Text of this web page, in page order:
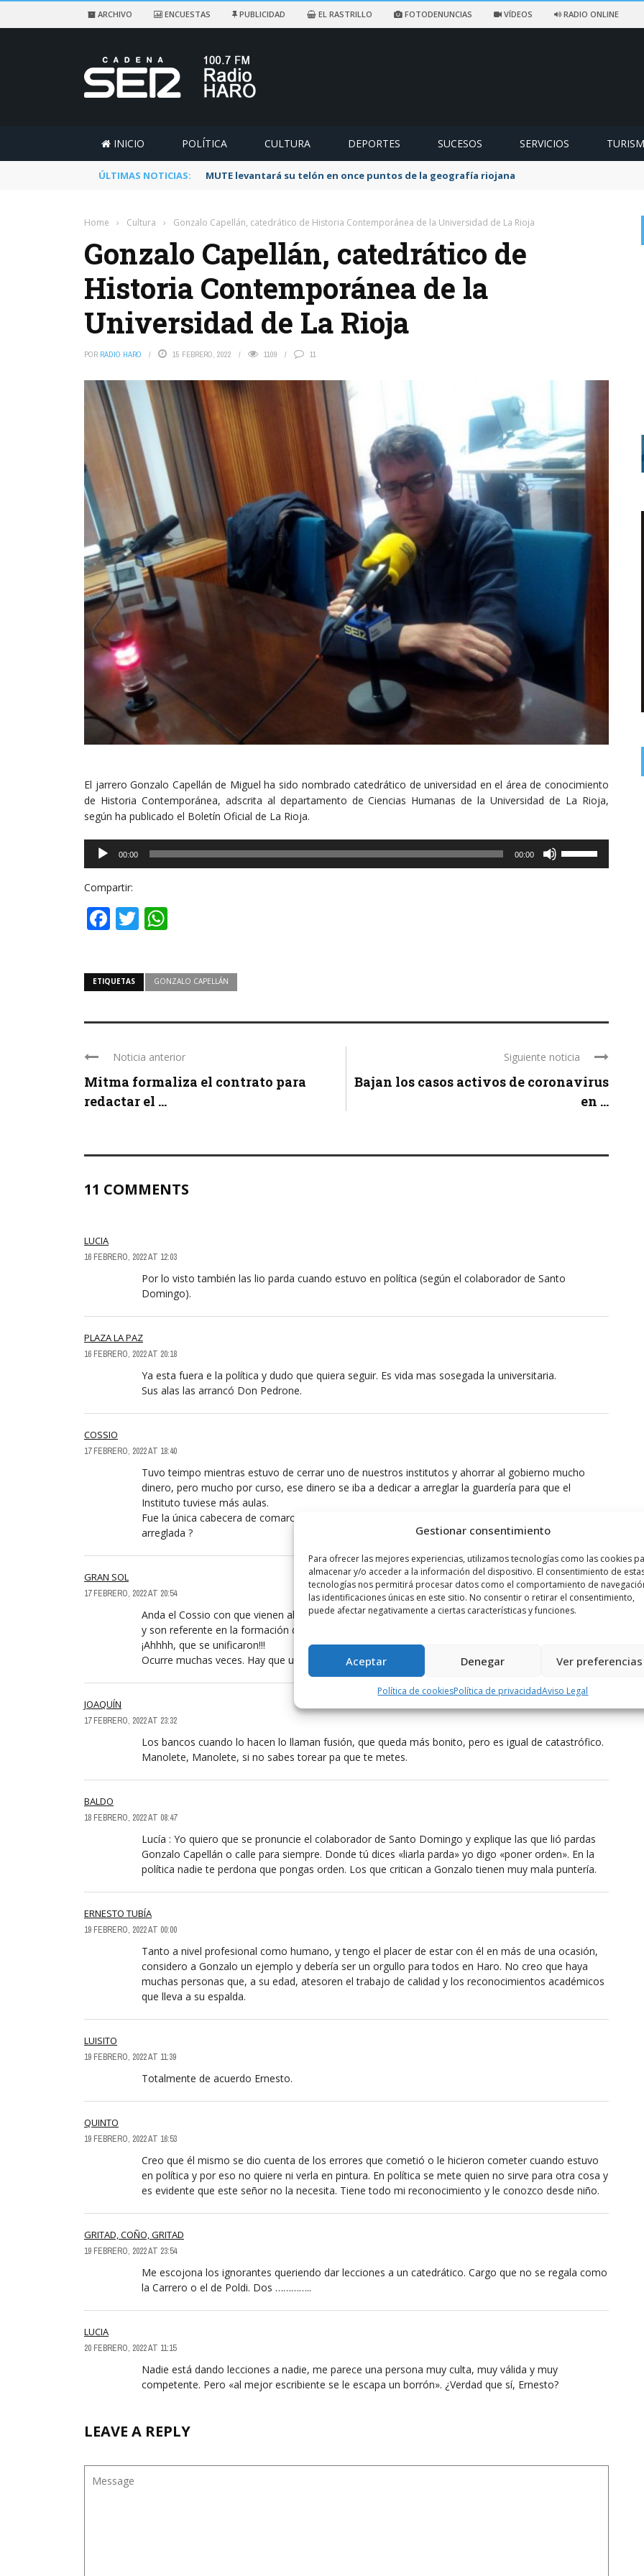
Gestionar consentimiento
Para ofrecer las mejores experiencias, utilizamos tecnologías como las cookies
almacenar y/o acceder a la información del dispositivo. El consentimiento de
tecnologías nos permitirá procesar datos como el comportamiento de
las identificaciones únicas en este sitio. No consentir o retirar el consentimiento,
puede afectar negativamente a ciertas características y funciones.
Aceptar Denegar Ver preferencias
Política de cookiesPolítica de privacidadAviso Legal
ARCHIVO ENCUESTAS PUBLICIDAD EL RASTRILLO FOTODENUNCIAS VÍDEOS RADIO ONLINE
INICIO POLÍTICA CULTURA DEPORTES SUCESOS SERVICIOS
ÚLTIMAS NOTICIAS: Rescatado un ciclista accidentado en un sendero de Ezcaray
Home › Cultura › Gonzalo Capellán, catedrático de Historia Contemporánea de la Universidad de La Rioja
Gonzalo Capellán, catedrático de
Historia Contemporánea de la
Universidad de La Rioja
POR RADIO HARO 15 FEBRERO, 2022 1109 11
El jarrero Gonzalo Capellán de Miguel ha sido nombrado catedrático de universidad en el área de conocimiento
de Historia Contemporánea, adscrita al departamento de Ciencias Humanas de la Universidad de La Rioja,
según ha publicado el Boletín Oficial de La Rioja.
Reproductor
00:00 00:00
volumen.
Compartir:
Facebook
Twitter
ETIQUETAS GONZALO CAPELLÁN
Noticia anterior
Mitma formaliza el contrato para
redactar el ...
Siguiente noticia
Bajan los casos activos de coronavirus
en ...
11 COMMENTS
LUCIA
16 FEBRERO, 2022 AT 12:03
Por lo visto también las lio parda cuando estuvo en política (según el colaborador de Santo
Domingo).
PLAZA LA PAZ
16 FEBRERO, 2022 AT 20:18
Ya esta fuera e la política y dudo que quiera seguir. Es vida mas sosegada la universitaria.
Sus alas las arrancó Don Pedrone.
COSSIO
17 FEBRERO, 2022 AT 18:40
Tuvo teimpo mientras estuvo de cerrar uno de nuestros institutos y ahorrar al gobierno mucho
dinero, pero mucho por curso, ese dinero se iba a dedicar a arreglar la guardería para que el
Instituto tuviese más aulas.
Fue la única cabecera de comarca que perdió uno de sus institutos. ¿ Aguien a visto la guarderia
arreglada ?
GRAN SOL
17 FEBRERO, 2022 AT 20:54
Anda el Cossio con que vienen ahora. Los dos institutos que hubo y hay están a pleno rendimiento
y son referente en la formación de los alumnos.
¡Ahhhh, que se unificaron!!!
Ocurre muchas veces. Hay que unificar esfuerzos.
JOAQUÍN
17 FEBRERO, 2022 AT 23:32
Los bancos cuando lo hacen lo llaman fusión, que queda más bonito, pero es igual de catastrófico.
Manolete, Manolete, si no sabes torear pa que te metes.
BALDO
18 FEBRERO, 2022 AT 08:47
Lucía : Yo quiero que se pronuncie el colaborador de Santo Domingo y explique las que lió pardas
Gonzalo Capellán o calle para siempre. Donde tú dices «liarla parda» yo digo «poner orden». En la
política nadie te perdona que pongas orden. Los que critican a Gonzalo tienen muy mala puntería.
ERNESTO TUBÍA
19 FEBRERO, 2022 AT 00:00
Tanto a nivel profesional como humano, y tengo el placer de estar con él en más de una ocasión,
considero a Gonzalo un ejemplo y debería ser un orgullo para todos en Haro. No creo que haya
muchas personas que, a su edad, atesoren el trabajo de calidad y los reconocimientos académicos
que lleva a su espalda.
LUISITO
19 FEBRERO, 2022 AT 11:39
Totalmente de acuerdo Ernesto.
QUINTO
19 FEBRERO, 2022 AT 16:53
Creo que él mismo se dio cuenta de los errores que cometió o le hicieron cometer cuando estuvo
en política y por eso no quiere ni verla en pintura. En política se mete quien no sirve para otra cosa y
es evidente que este señor no la necesita. Tiene todo mi reconocimiento y le conozco desde niño.
GRITAD, COÑO, GRITAD
19 FEBRERO, 2022 AT 23:54
Me escojona los ignorantes queriendo dar lecciones a un catedrático. Cargo que no se regala como
la Carrero o el de Poldi. Dos …………..
LUCIA
20 FEBRERO, 2022 AT 11:15
Nadie está dando lecciones a nadie, me parece una persona muy culta, muy válida y muy
competente. Pero «al mejor escribiente se le escapa un borrón». ¿Verdad que sí, Ernesto?
LEAVE A REPLY